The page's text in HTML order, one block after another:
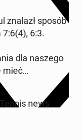
znalazł sposób
6:3.
dla naszego
mieć…
news